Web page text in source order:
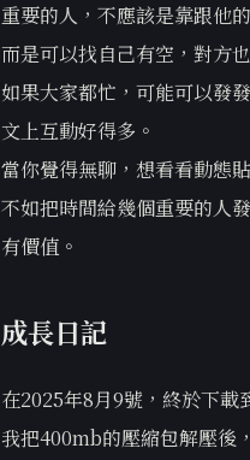
重要的人，不應該是靠跟他
而是可以找自己有空，對方
如果大家都忙，可能可以發
文上互動好得多。
當你覺得無聊，想看看動態
不如把時間給幾個重要的人
有價值。
成長日記
在2025年8月9號，終於下載
我把400mb的壓縮包解壓後